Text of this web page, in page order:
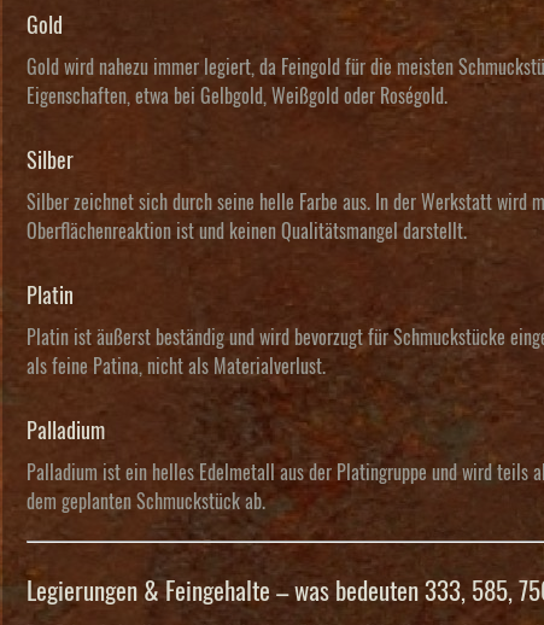
Gold
Gold wird nahezu immer legiert, da Feingold für die meisten
Eigenschaften, etwa bei Gelbgold, Weißgold oder Roségold.
Silber
Silber zeichnet sich durch seine helle Farbe aus. In der Werkstatt wird
Oberflächenreaktion ist und keinen Qualitätsmangel darstellt.
Platin
Platin ist äußerst beständig und wird bevorzugt für Schmuckstücke
als feine Patina, nicht als Materialverlust.
Palladium
Palladium ist ein helles Edelmetall aus der Platingruppe und wird teils
dem geplanten Schmuckstück ab.
Legierungen & Feingehalte – was bedeuten 333, 585,